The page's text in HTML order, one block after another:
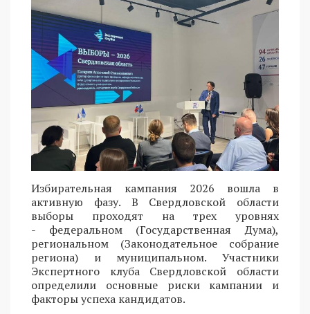
Избирательная кампания 2026 вошла в
активную фазу. В Свердловской области
выборы проходят на трех уровнях
- федеральном (Государственная Дума),
региональном (Законодательное собрание
региона) и муниципальном. Участники
Экспертного клуба Свердловской области
определили основные риски кампании и
факторы успеха кандидатов.